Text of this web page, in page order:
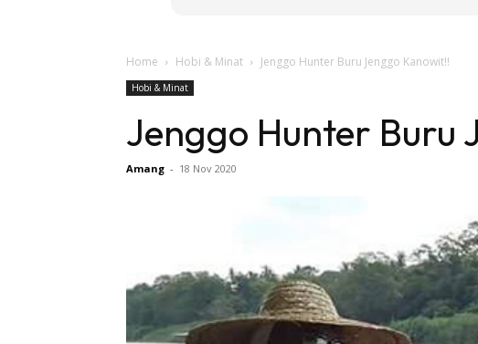
Home Hobi & Minat Jenggo Hunter Buru Jenggo Kanowit!!
Hobi & Minat
Jenggo Hunter Buru
Amang - 18 Nov 2020